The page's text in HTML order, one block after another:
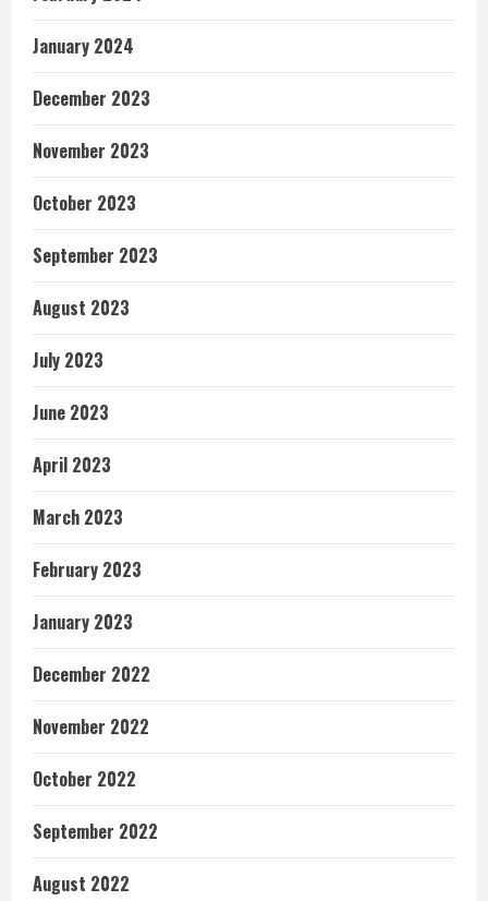
January 2024
December 2023
November 2023
October 2023
September 2023
August 2023
July 2023
June 2023
April 2023
March 2023
February 2023
January 2023
December 2022
November 2022
October 2022
September 2022
August 2022